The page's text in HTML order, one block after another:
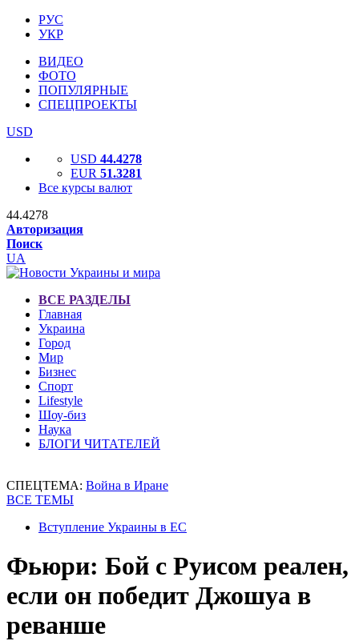
РУС
УКР
ВИДЕО
ФОТО
ПОПУЛЯРНЫЕ
СПЕЦПРОЕКТЫ
USD
USD 44.4278
EUR 51.3281
Все курсы валют
44.4278
Авторизация
Поиск
UA
ВСЕ РАЗДЕЛЫ
Главная
Украина
Город
Мир
Бизнес
Спорт
Lifestyle
Шоу-биз
Наука
БЛОГИ ЧИТАТЕЛЕЙ
СПЕЦТЕМА: Война в Иране
ВСЕ ТЕМЫ
Вступление Украины в ЕС
Фьюри: Бой с Руисом реален,
если он победит Джошуа в
реванше